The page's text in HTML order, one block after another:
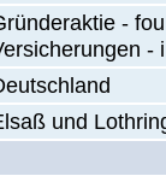
-
-
und